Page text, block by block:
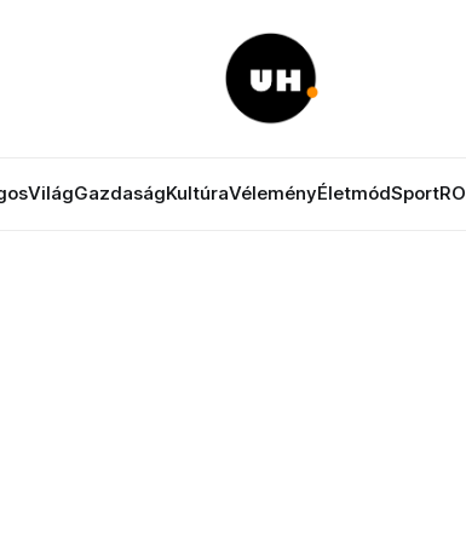
VilágGazdaságKultúraVéleményÉletmódSportRO